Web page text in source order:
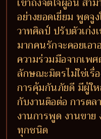
อย่างยอดเยี่ยม พูดจู
วาทศิลป์ ปรับตัวเก่ง
มากคนรักจะคอยเอา
ความร่วมมือจากเพ
ลักษณะมิตรไม่ใช่เรื่
การคุ้มกันภัยดี มีผู้ใ
กับงานติอต่อ การต
งานการพูด งานขาย
ทุกชนิด